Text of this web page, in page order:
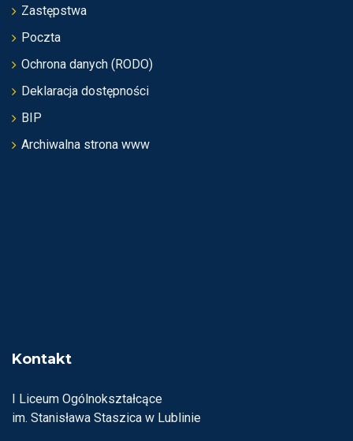
Zastępstwa
Poczta
Ochrona danych (RODO)
Deklaracja dostępności
BIP
Archiwalna strona www
Kontakt
I Liceum Ogólnokształcące
im. Stanisława Staszica w Lublinie